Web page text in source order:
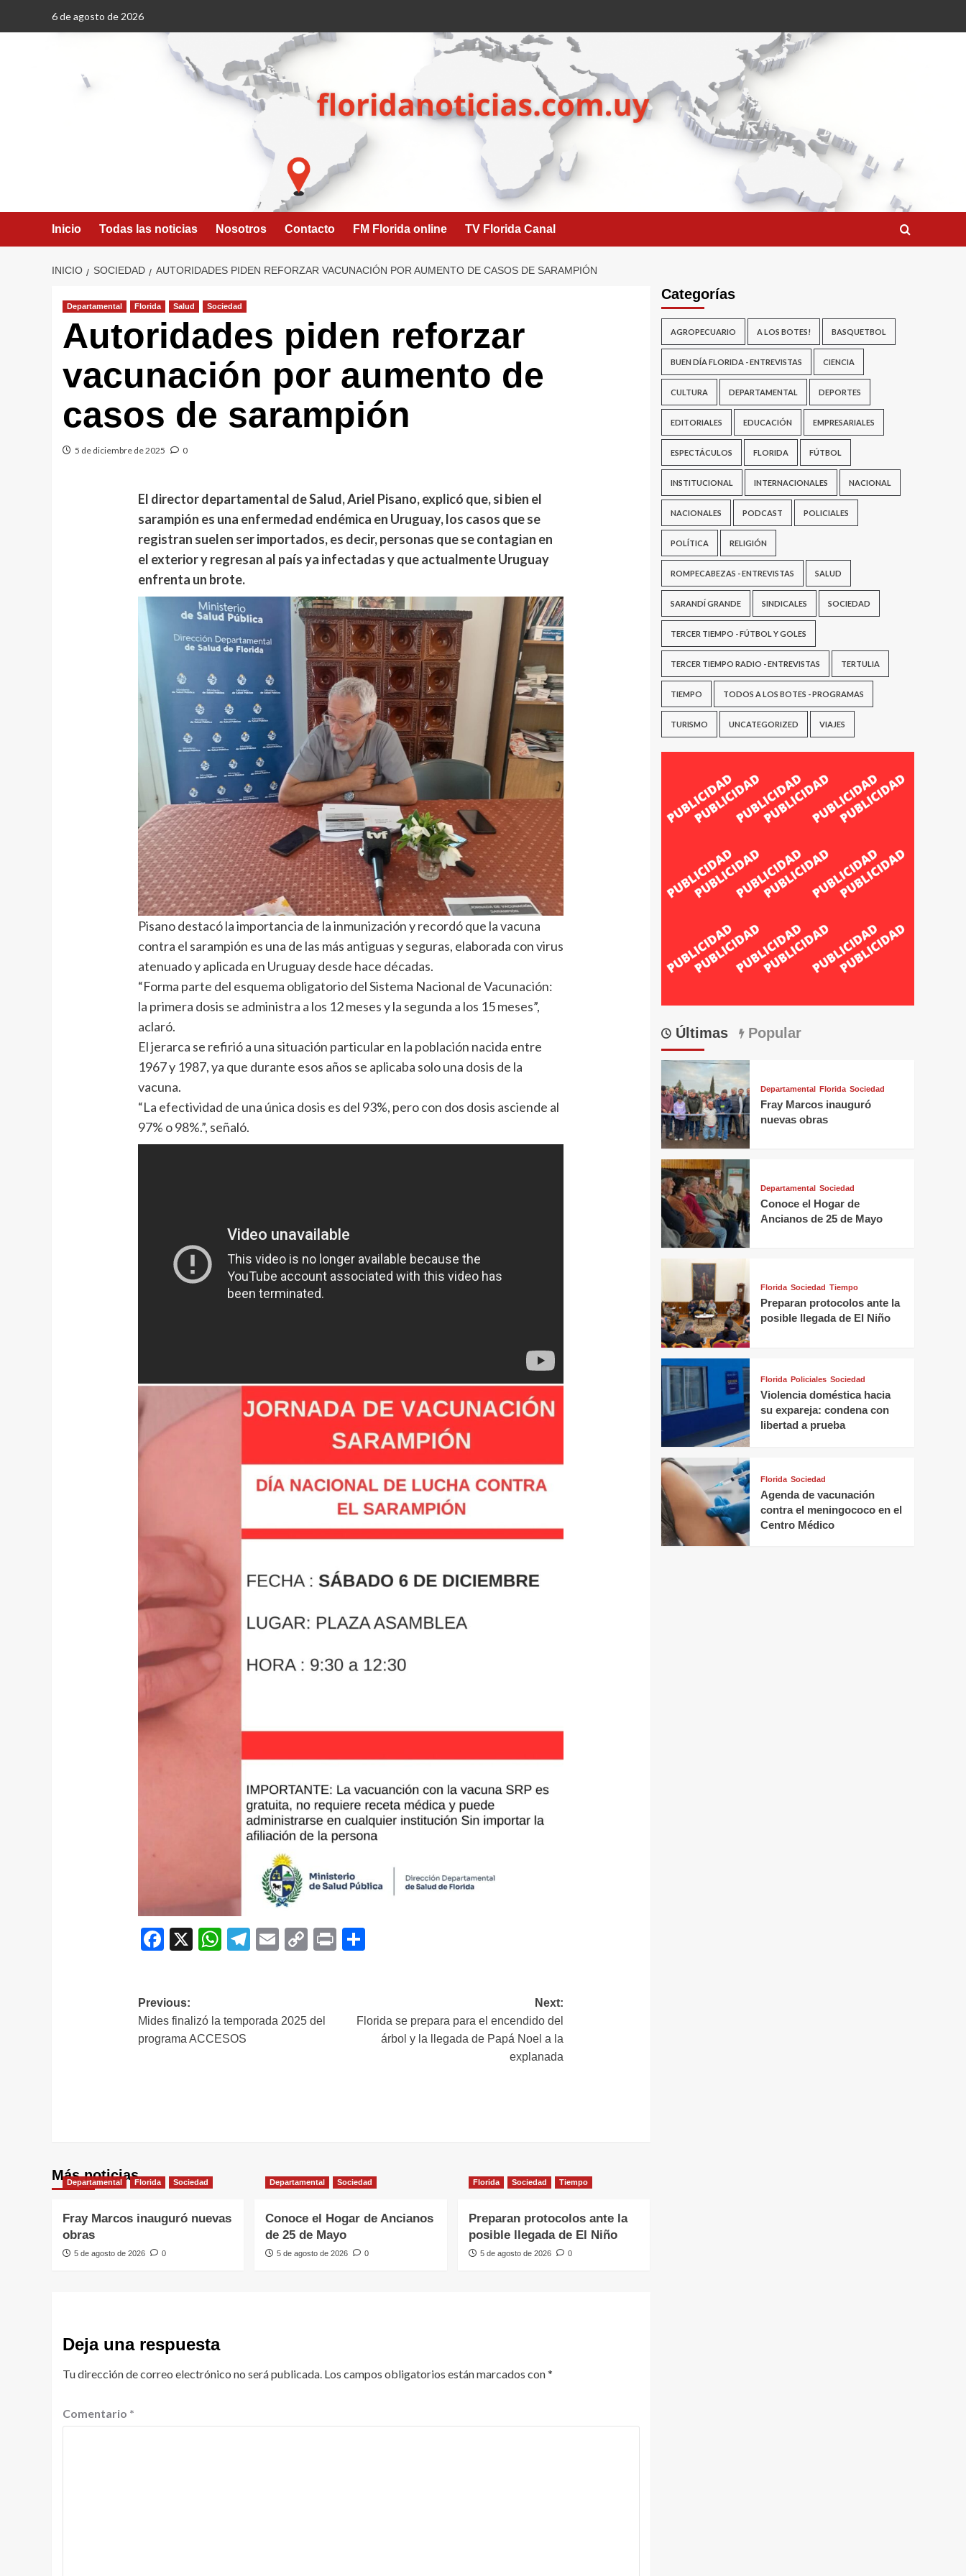
6 de agosto de 2026
Inicio Todas las noticias Nosotros Contacto FM Florida online TV Florida Canal
INICIO SOCIEDAD AUTORIDADES PIDEN REFORZAR VACUNACIÓN POR AUMENTO DE CASOS DE SARAMPIÓN
Departamental Florida Salud Sociedad
Autoridades piden reforzar
vacunación por aumento de
casos de sarampión
5 de diciembre de 2025 0
El director departamental de Salud, Ariel Pisano, explicó que, si bien el
sarampión es una enfermedad endémica en Uruguay, los casos que se
registran suelen ser importados, es decir, personas que se contagian en
el exterior y regresan al país ya infectadas y que actualmente Uruguay
enfrenta un brote.
Pisano destacó la importancia de la inmunización y recordó que la vacuna
contra el sarampión es una de las más antiguas y seguras, elaborada con virus
atenuado y aplicada en Uruguay desde hace décadas.
“Forma parte del esquema obligatorio del Sistema Nacional de Vacunación:
la primera dosis se administra a los 12 meses y la segunda a los 15 meses”,
aclaró.
El jerarca se refirió a una situación particular en la población nacida entre
1967 y 1987, ya que durante esos años se aplicaba solo una dosis de la
vacuna.
“La efectividad de una única dosis es del 93%, pero con dos dosis asciende al
97% o 98%.”, señaló.
Facebook
X WhatsApp
Telegram
EmailCopyPrint
Navegación
de
entradas
Previous:
Mides finalizó la temporada 2025 del
programa ACCESOS
Next:
Florida se prepara para el encendido del
árbol y la llegada de Papá Noel a la
explanada
Más noticias
Departamental Florida Sociedad
Fray Marcos inauguró nuevas
obras
5 de agosto de 2026 0
Departamental Sociedad
Conoce el Hogar de Ancianos
de 25 de Mayo
5 de agosto de 2026 0
Florida Sociedad Tiempo
Preparan protocolos ante la
posible llegada de El Niño
5 de agosto de 2026 0
Deja una respuesta
Tu dirección de correo electrónico no será publicada. Los campos obligatorios están marcados con*
Comentario *
Categorías
AGROPECUARIO A LOS BOTES! BASQUETBOL
BUEN DÍA FLORIDA - ENTREVISTAS CIENCIA
CULTURA DEPARTAMENTAL DEPORTES
EDITORIALES EDUCACIÓN EMPRESARIALES
ESPECTÁCULOS FLORIDA FÚTBOL
INSTITUCIONAL INTERNACIONALES NACIONAL
NACIONALES PODCAST POLICIALES
POLÍTICA RELIGIÓN
ROMPECABEZAS - ENTREVISTAS SALUD
SARANDÍ GRANDE SINDICALES SOCIEDAD
TERCER TIEMPO - FÚTBOL Y GOLES
TERCER TIEMPO RADIO - ENTREVISTAS TERTULIA
TIEMPO TODOS A LOS BOTES - PROGRAMAS
TURISMO UNCATEGORIZED VIAJES
Últimas Popular
Departamental Florida Sociedad
Fray Marcos inauguró
nuevas obras
Departamental Sociedad
Conoce el Hogar de
Ancianos de 25 de Mayo
Florida Sociedad Tiempo
Preparan protocolos ante la
posible llegada de El Niño
Florida Policiales Sociedad
Violencia doméstica hacia
su expareja: condena con
libertad a prueba
Florida Sociedad
Agenda de vacunación
contra el meningococo en el
Centro Médico